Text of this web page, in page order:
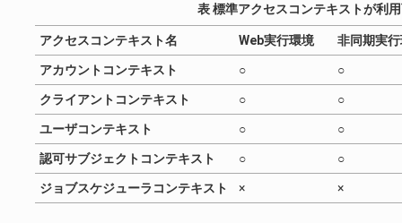
表 標準アクセスコンテキストが利
アクセスコンテキスト名 Web実行環境 非同期実
アカウントコンテキスト ○ ○
クライアントコンテキスト ○ ○
ユーザコンテキスト ○ ○
認可サブジェクトコンテキスト ○ ○
ジョブスケジューラコンテキスト × ×